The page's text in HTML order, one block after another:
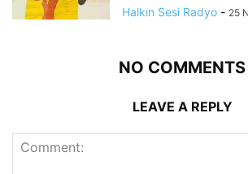
Halkın Sesi Radyo - 25
NO COMMENTS
LEAVE A REPLY